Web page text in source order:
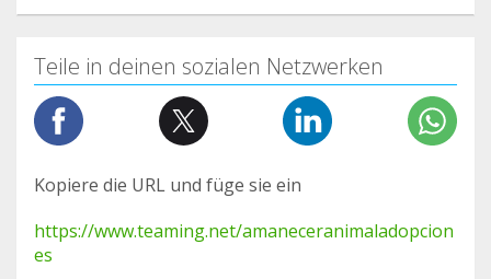
Teile in deinen sozialen Netzwerken
Kopiere die URL und füge sie ein
https://www.teaming.net/amaneceranimaladopcion
es